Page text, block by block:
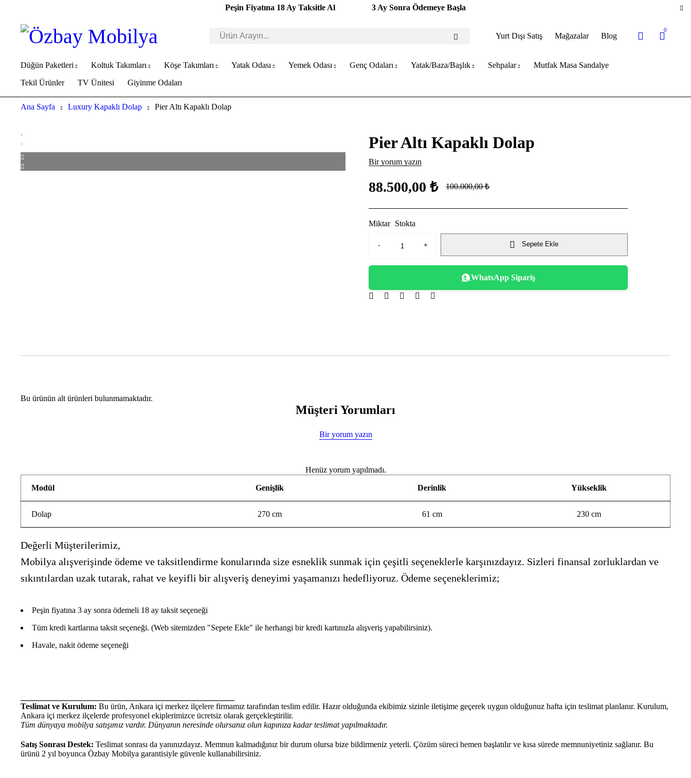
Peşin Fiyatına 18 Ay Taksitle Al 3 Ay Sonra Ödemeye Başla
Yurt Dışı Satış Mağazalar Blog
0
Düğün Paketleri Koltuk Takımları Köşe Takımları Yatak Odası Yemek Odası Genç Odaları Yatak/Baza/Başlık Sehpalar
Mutfak Masa Sandalye
Tekil Ürünler
TV Ünitesi Giyinme Odaları
Ana Sayfa Luxury Kapaklı Dolap Pier Altı Kapaklı Dolap
Pier Altı Kapaklı Dolap
Bir yorum yazın
100.000,00₺
88.500,00 ₺
Miktar Stokta
Sepete Ekle
WhatsApp Sipariş
Bu ürünün alt ürünleri bulunmamaktadır.
Müşteri Yorumları
Bir yorum yazın
Henüz yorum yapılmadı.
Modül Genişlik Derinlik Yükseklik
Dolap 270 cm 61 cm 230 cm
Değerli Müşterilerimiz,
Mobilya alışverişinde ödeme ve taksitlendirme konularında size esneklik sunmak için çeşitli seçeneklerle karşınızdayız. Sizleri finansal zorluklardan ve
sıkıntılardan uzak tutarak, rahat ve keyifli bir alışveriş deneyimi yaşamanızı hedefliyoruz. Ödeme seçeneklerimiz;
Peşin fiyatına 3 ay sonra ödemeli 18 ay taksit seçeneği
Tüm kredi kartlarına taksit seçeneği. (Web sitemizden "Sepete Ekle" ile herhangi bir kredi kartınızla alışveriş yapabilirsiniz).
Havale, nakit ödeme seçeneği
Teslimat ve Kurulum: Bu ürün, Ankara içi merkez ilçelere firmamız tarafından teslim edilir. Hazır olduğunda ekibimiz sizinle iletişime geçerek uygun olduğunuz hafta için teslimat planlanır. Kurulum,
Ankara içi merkez ilçelerde profesyonel ekiplerimizce ücretsiz olarak gerçekleştirilir.
Tüm dünyaya mobilya satışımız vardır. Dünyanın neresinde olursanız olun kapınıza kadar teslimat yapılmaktadır.
Satış Sonrası Destek: Teslimat sonrası da yanınızdayız. Memnun kalmadığınız bir durum olursa bize bildirmeniz yeterli. Çözüm süreci hemen başlatılır ve kısa sürede memnuniyetiniz sağlanır. Bu
ürünü 2 yıl boyunca Özbay Mobilya garantisiyle güvenle kullanabilirsiniz.